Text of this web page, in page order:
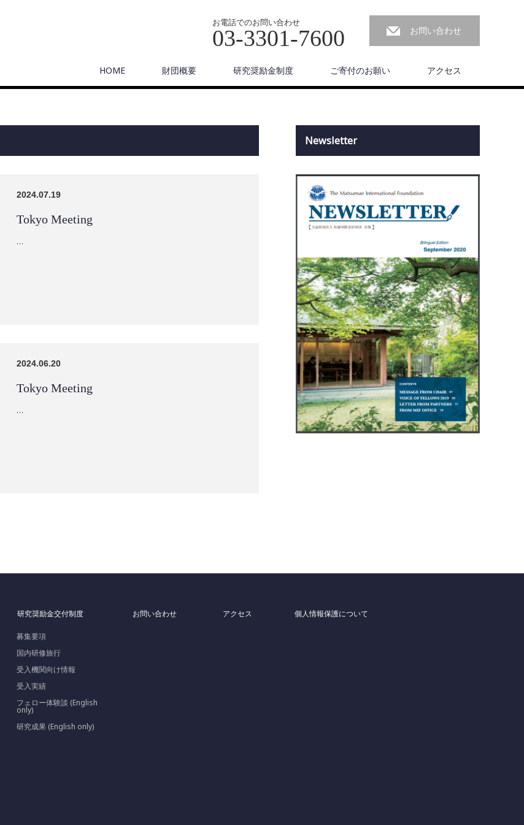
お電話でのお問い合わせ
03-3301-7600 お問い合わせ
HOME 財団概要 研究奨励金制度 ご寄付のお願い アクセス
2024.07.19
Tokyo Meeting
…
2024.06.20
Tokyo Meeting
…
Newsletter
研究奨励金交付制度
募集要項
国内研修旅行
受入機関向け情報
受入実績
フェロー体験談 (English
only)
研究成果 (English only)
お問い合わせ アクセス 個人情報保護について